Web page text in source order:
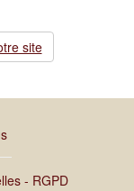
site
- RGPD